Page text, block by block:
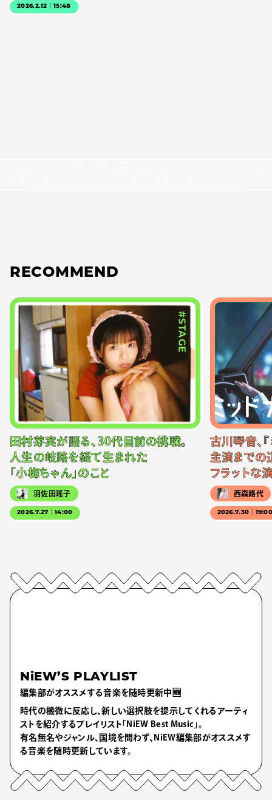
2026.2.12｜15:48
RECOMMEND
#STAGE
田村芽実が語る、30代目前の挑戦。
人生の岐路を経て生まれた
「小梅ちゃん」のこと
羽佐田瑤子
2026.7.27｜14:00
古川琴音、
主演までの
フラットな
西森路代
2026.7.30｜
NiEW’S PLAYLIST
編集部がオススメする音楽を随時更新中🆕
時代の機微に反応し、新しい選択肢を提示してくれるアーティ
ストを紹介するプレイリスト「NiEW Best Music」。
有名無名やジャンル、国境を問わず、NiEW編集部がオススメす
る音楽を随時更新しています。